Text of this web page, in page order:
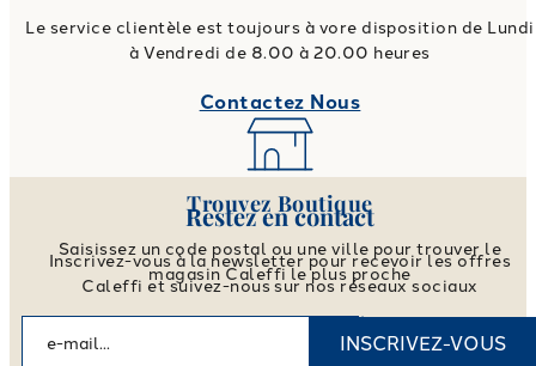
Le service clientèle est toujours à vore disposition de Lundi
à Vendredi de 8.00 à 20.00 heures
Contactez Nous
Trouvez Boutique
Saisissez un code postal ou une ville pour trouver le
magasin Caleffi le plus proche
Trouver un Magasin
Restez en contact
Inscrivez-vous à la newsletter pour recevoir les offres
Caleffi et suivez-nous sur nos réseaux sociaux
INSCRIVEZ-VOUS